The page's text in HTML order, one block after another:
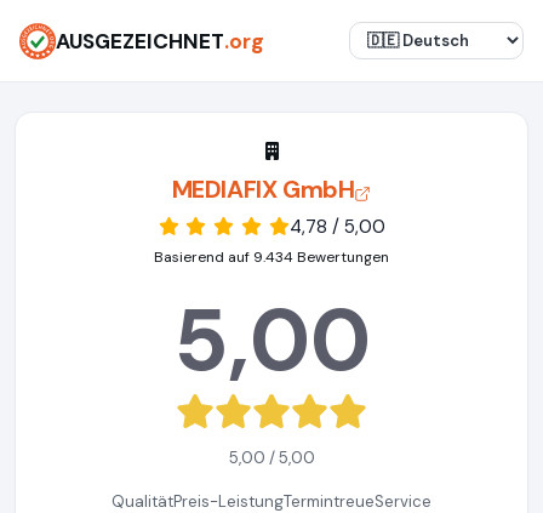
AUSGEZEICHNET.org
MEDIAFIX GmbH
4,78 / 5,00
Basierend auf 9.434 Bewertungen
5,00
5,00 / 5,00
QualitätPreis-LeistungTermintreueService